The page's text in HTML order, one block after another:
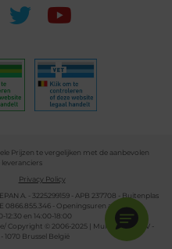
Prijzen te vergelijken met de aanbevolen
Privacy Policy
A. - 3225299159 - APB 237708 - Buitenplas
0866.855.346 - Openingsuren apotheek:
en 14:00-18:00
Copyright © 2006-2025 | Multipharma CV -
1070 Brussel België